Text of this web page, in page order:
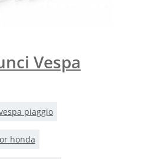
Vespa
piaggio
honda